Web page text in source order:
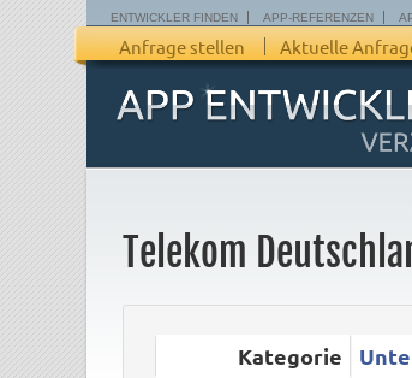
ENTWICKLER FINDEN APP-REFERENZEN
Anfrage stellen Aktuelle
Telekom
Kategorie